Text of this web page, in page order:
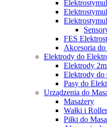
FES
Akcesoria
Elektrody do
Elektrody
Elektrody do
Pasy do
Urządzenia do
Masażery
Wałki i
Piłki do